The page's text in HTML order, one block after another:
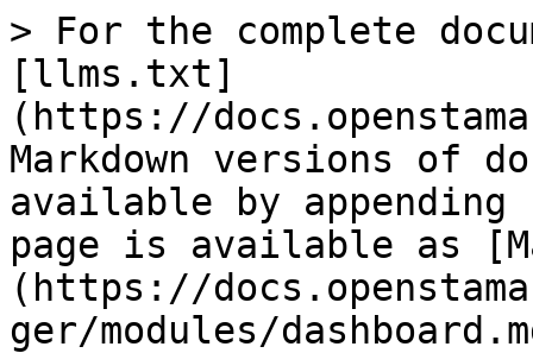
> For the complete
[llms.txt]
(https://
Markdown versions of
available by
page is available as
(https://
ger/modules/